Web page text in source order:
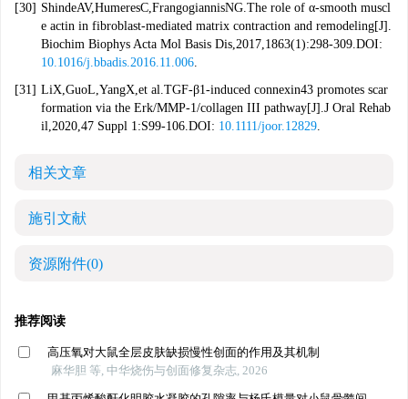
[30] ShindeAV,HumeresC,FrangogiannisNG.The role of α-smooth muscl
e actin in fibroblast-mediated matrix contraction and remodeling[J].
Biochim Biophys Acta Mol Basis Dis,2017,1863(1):298-309.DOI:
10.1016/j.bbadis.2016.11.006.
[31] LiX,GuoL,YangX,et al.TGF-β1-induced connexin43 promotes scar
formation via the Erk/MMP-1/collagen III pathway[J].J Oral Rehab
il,2020,47 Suppl 1:S99-106.DOI: 10.1111/joor.12829.
相关文章
施引文献
资源附件(0)